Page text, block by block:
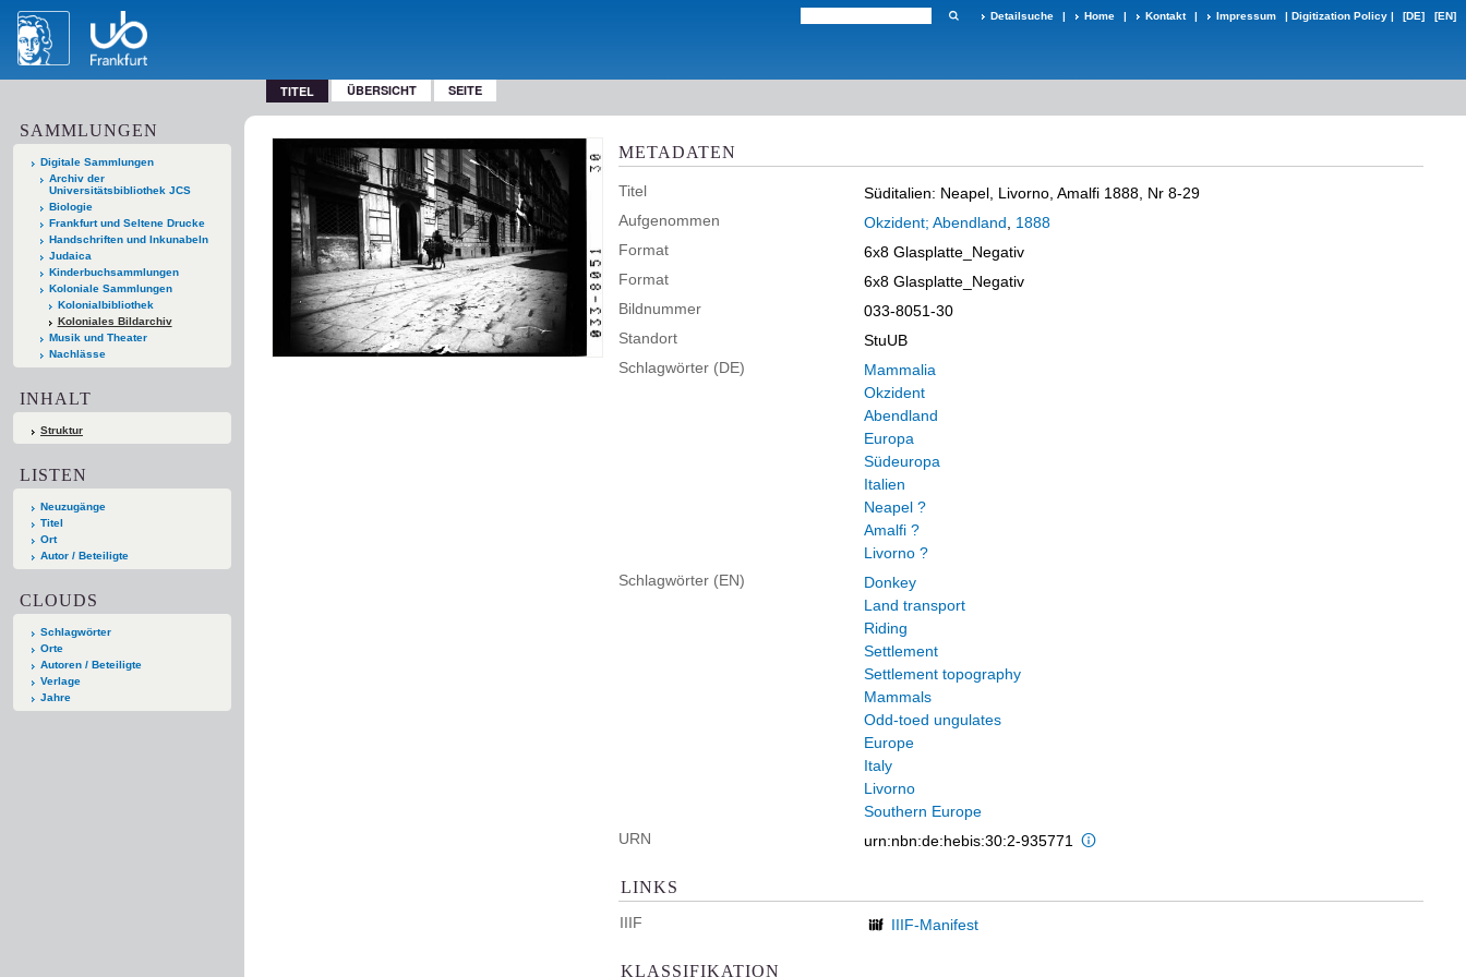
Detailsuche | Home | Kontakt | Impressum | Digitization Policy | [DE] [EN]
TITEL ÜBERSICHT SEITE
SAMMLUNGEN
Digitale Sammlungen
Archiv der
Universitätsbibliothek JCS
Biologie
Frankfurt und Seltene Drucke
Handschriften und Inkunabeln
Judaica
Kinderbuchsammlungen
Koloniale Sammlungen
Kolonialbibliothek
Koloniales Bildarchiv
Musik und Theater
Nachlässe
INHALT
Struktur
LISTEN
Neuzugänge
Titel
Ort
Autor / Beteiligte
CLOUDS
Schlagwörter
Orte
Autoren / Beteiligte
Verlage
Jahre
METADATEN
Titel
Süditalien: Neapel, Livorno, Amalfi 1888, Nr 8-29
Aufgenommen
Okzident; Abendland
1888
Format
6x8 Glasplatte_Negativ
Format
6x8 Glasplatte_Negativ
Bildnummer
033-8051-30
Standort
StuUB
Schlagwörter (DE)
Mammalia
Okzident
Abendland
Europa
Südeuropa
Italien
Neapel ?
Amalfi ?
Livorno ?
Schlagwörter (EN)
Donkey
Land transport
Riding
Settlement
Settlement topography
Mammals
Odd-toed ungulates
Europe
Italy
Livorno
Southern Europe
URN
urn:nbn:de:hebis:30:2-935771
LINKS
IIIF IIIF-Manifest
KLASSIFIKATION